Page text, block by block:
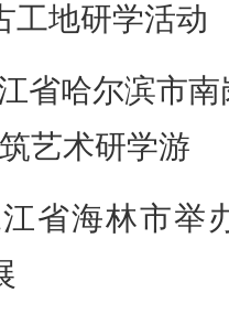
工地研学活动
省哈尔滨市
艺术研学游
省海林市举